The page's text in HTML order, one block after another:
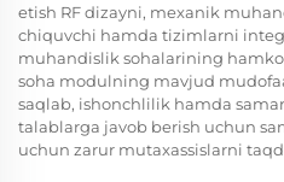
etish RF dizayni, mexanik
chiquvchi hamda tizimlarni
muhandislik sohalarining
soha modulning mavjud
saqlab, ishonchlilik hamda
talablarga javob berish uchun
uchun zarur mutaxassislarni